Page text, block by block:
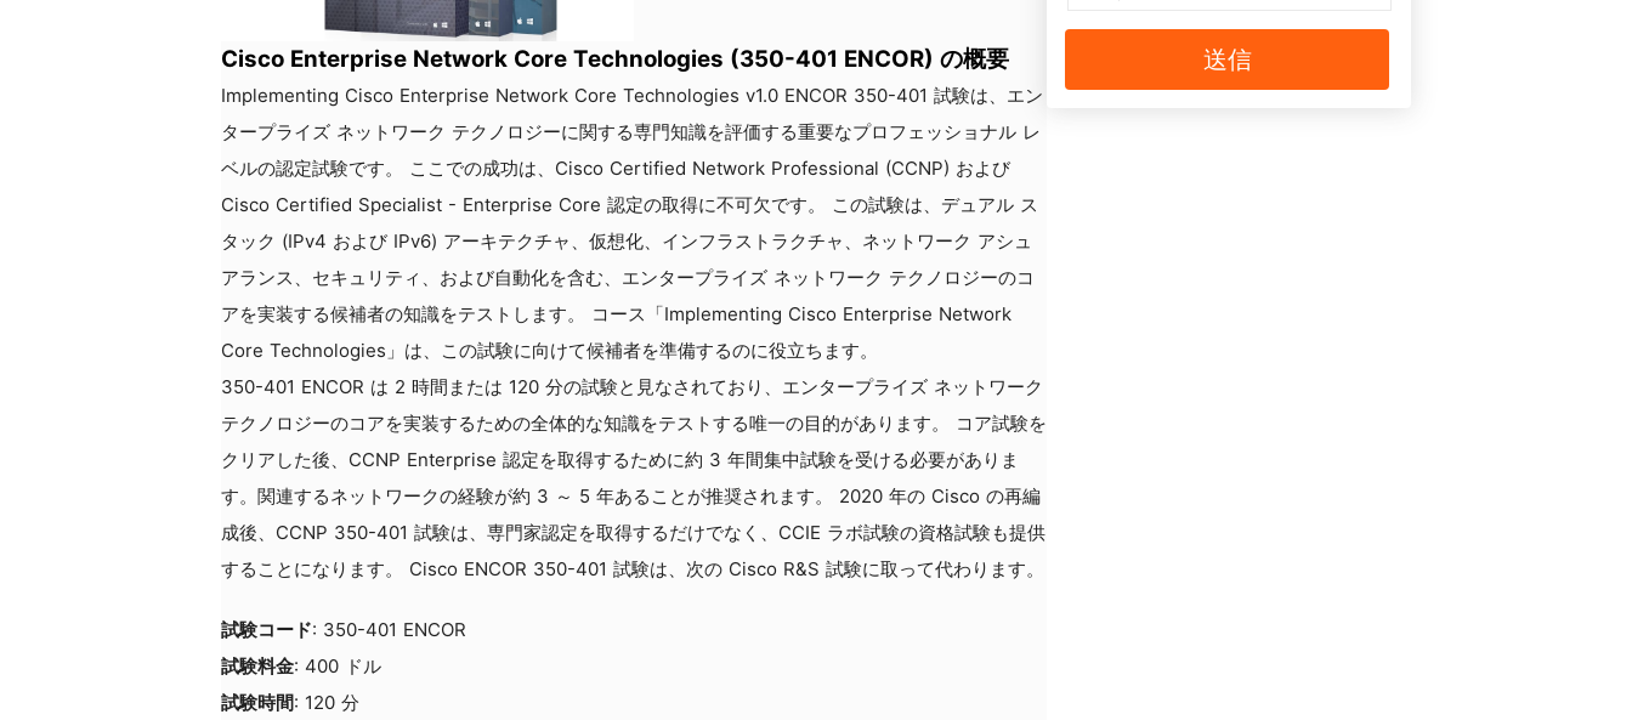
送信
Cisco Enterprise Network Core Technologies (350-401 ENCOR) の概要
Implementing Cisco Enterprise Network Core Technologies v1.0 ENCOR 350-401 試験は、エン
タープライズ ネットワーク テクノロジーに関する専門知識を評価する重要なプロフェッショナル レ
ベルの認定試験です。 ここでの成功は、Cisco Certified Network Professional (CCNP) および
Cisco Certified Specialist - Enterprise Core 認定の取得に不可欠です。 この試験は、デュアル ス
タック (IPv4 および IPv6) アーキテクチャ、仮想化、インフラストラクチャ、ネットワーク アシュ
アランス、セキュリティ、および自動化を含む、エンタープライズ ネットワーク テクノロジーのコ
アを実装する候補者の知識をテストします。 コース「Implementing Cisco Enterprise Network
Core Technologies」は、この試験に向けて候補者を準備するのに役立ちます。
350-401 ENCOR は 2 時間または 120 分の試験と見なされており、エンタープライズ ネットワーク
テクノロジーのコアを実装するための全体的な知識をテストする唯一の目的があります。 コア試験を
クリアした後、CCNP Enterprise 認定を取得するために約 3 年間集中試験を受ける必要がありま
す。関連するネットワークの経験が約 3 ～ 5 年あることが推奨されます。 2020 年の Cisco の再編
成後、CCNP 350-401 試験は、専門家認定を取得するだけでなく、CCIE ラボ試験の資格試験も提供
することになります。 Cisco ENCOR 350-401 試験は、次の Cisco R&S 試験に取って代わります。
試験コード: 350-401 ENCOR
試験料金: 400 ドル
試験時間: 120 分